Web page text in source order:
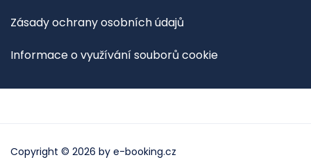
Zásady ochrany osobních údajů
Informace o využívání souborů cookie
Copyright © 2026 by e-booking.cz